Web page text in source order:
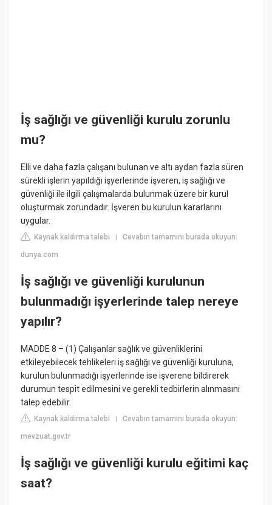
İş sağlığı ve güvenliği kurulu zorunlu
mu?
Elli ve daha fazla çalışanı bulunan ve altı aydan fazla süren
sürekli işlerin yapıldığı işyerlerinde işveren, iş sağlığı ve
güvenliği ile ilgili çalışmalarda bulunmak üzere bir kurul
oluşturmak zorundadır. İşveren bu kurulun kararlarını
uygular.
Kaynak kaldırma talebi |Cevabın tamamını burada okuyun:
dunya.com
İş sağlığı ve güvenliği kurulunun
bulunmadığı işyerlerinde talep nereye
yapılır?
MADDE 8 – (1) Çalışanlar sağlık ve güvenliklerini
etkileyebilecek tehlikeleri iş sağlığı ve güvenliği kuruluna,
kurulun bulunmadığı işyerlerinde ise işverene bildirerek
durumun tespit edilmesini ve gerekli tedbirlerin alınmasını
talep edebilir.
Kaynak kaldırma talebi |Cevabın tamamını burada okuyun:
mevzuat.gov.tr
İş sağlığı ve güvenliği kurulu eğitimi kaç
saat?